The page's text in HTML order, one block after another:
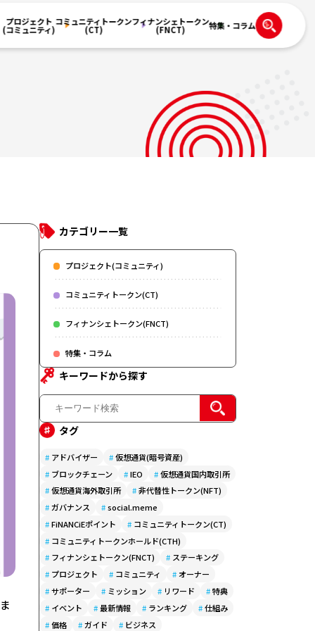
プロジェクト
(コミュニティ)
コミュニティトークン
(CT)
フィナンシェトークン
(FNCT) 特集・コラム
カテゴリー一覧
プロジェクト(コミュニティ)
コミュニティトークン(CT)
フィナンシェトークン(FNCT)
特集・コラム
キーワードから探す
タグ
# アドバイザー #仮想通貨(暗号資産)
# ブロックチェーン #IEO #仮想通貨国内取引所
#仮想通貨海外取引所 #非代替性トークン(NFT)
#ガバナンス #social.meme
#FiNANCiEポイント # コミュニティトークン(CT)
# コミュニティトークンホールド(CTH)
# フィナンシェトークン(FNCT) # ステーキング
# プロジェクト # コミュニティ # オーナー
#サポーター # ミッション # リワード #特典
# イベント #最新情報 # ランキング #仕組み
#価格 #ガイド # ビジネス